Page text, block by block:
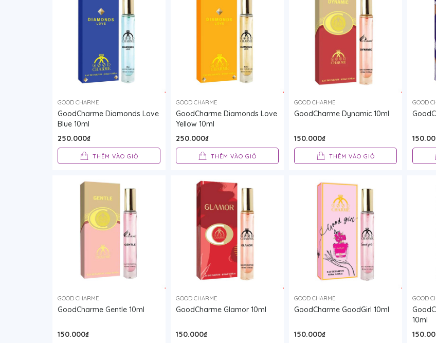
GOOD CHARME
GoodCharme Diamonds Love
Blue 10ml
250.000₫
THÊM VÀO GIỎ
GOOD CHARME
GoodCharme Diamonds Love
Yellow 10ml
250.000₫
THÊM VÀO GIỎ
GOOD CHARME
GoodCharme Dynamic 10ml
150.000₫
THÊM VÀO GIỎ
GOOD
GOOD CHARME
GoodCharme Gentle 10ml
150.000₫
GOOD CHARME
GoodCharme Glamor 10ml
150.000₫
GOOD CHARME
GoodCharme GoodGirl 10ml
150.000₫
GOOD
10ml